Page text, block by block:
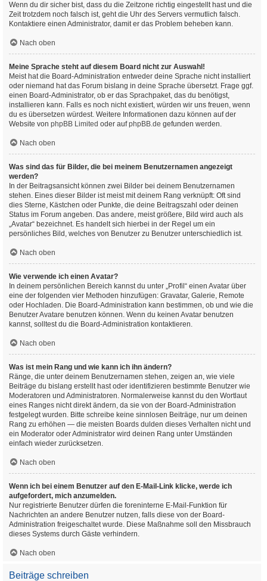
Wenn du dir sicher bist, dass du die Zeitzone richtig eingestellt hast und die
Zeit trotzdem noch falsch ist, geht die Uhr des Servers vermutlich falsch.
Kontaktiere einen Administrator, damit er das Problem beheben kann.
Nach oben
Meine Sprache steht auf diesem Board nicht zur Auswahl!
Meist hat die Board-Administration entweder deine Sprache nicht installiert
oder niemand hat das Forum bislang in deine Sprache übersetzt. Frage ggf.
einen Board-Administrator, ob er das Sprachpaket, das du benötigst,
installieren kann. Falls es noch nicht existiert, würden wir uns freuen, wenn
du es übersetzen würdest. Weitere Informationen dazu können auf der
Website von phpBB Limited oder aufphpBB.de gefunden werden.
Nach oben
Was sind das für Bilder, die bei meinem Benutzernamen angezeigt
werden?
In der Beitragsansicht können zwei Bilder bei deinem Benutzernamen
stehen. Eines dieser Bilder ist meist mit deinem Rang verknüpft: Oft sind
dies Sterne, Kästchen oder Punkte, die deine Beitragszahl oder deinen
Status im Forum angeben. Das andere, meist größere, Bild wird auch als
„Avatar“ bezeichnet. Es handelt sich hierbei in der Regel um ein
persönliches Bild, welches von Benutzer zu Benutzer unterschiedlich ist.
Nach oben
Wie verwende ich einen Avatar?
In deinem persönlichen Bereich kannst du unter „Profil“ einen Avatar über
eine der folgenden vier Methoden hinzufügen: Gravatar, Galerie, Remote
oder Hochladen. Die Board-Administration kann bestimmen, ob und wie die
Benutzer Avatare benutzen können. Wenn du keinen Avatar benutzen
kannst, solltest du die Board-Administration kontaktieren.
Nach oben
Was ist mein Rang und wie kann ich ihn ändern?
Ränge, die unter deinem Benutzernamen stehen, zeigen an, wie viele
Beiträge du bislang erstellt hast oder identifizieren bestimmte Benutzer wie
Moderatoren und Administratoren. Normalerweise kannst du den Wortlaut
eines Ranges nicht direkt ändern, da sie von der Board-Administration
festgelegt wurden. Bitte schreibe keine sinnlosen Beiträge, nur um deinen
Rang zu erhöhen — die meisten Boards dulden dieses Verhalten nicht und
ein Moderator oder Administrator wird deinen Rang unter Umständen
einfach wieder zurücksetzen.
Nach oben
Wenn ich bei einem Benutzer auf den E-Mail-Link klicke, werde ich
aufgefordert, mich anzumelden.
Nur registrierte Benutzer dürfen die foreninterne E-Mail-Funktion für
Nachrichten an andere Benutzer nutzen, falls diese von der Board-
Administration freigeschaltet wurde. Diese Maßnahme soll den Missbrauch
dieses Systems durch Gäste verhindern.
Nach oben
Beiträge schreiben